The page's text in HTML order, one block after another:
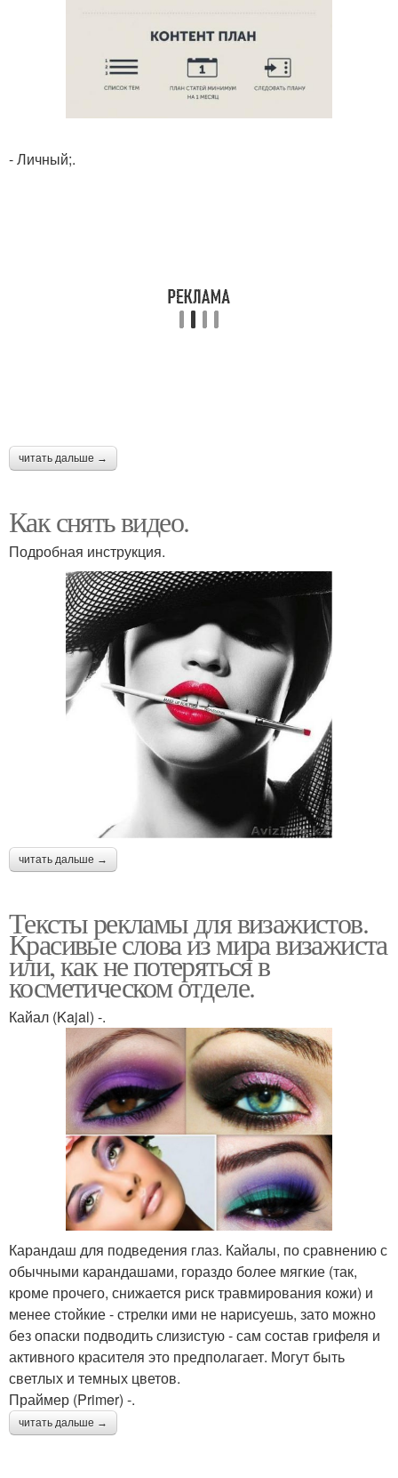
- Личный;.
читать дальше →
Как снять видео.
Подробная инструкция.
читать дальше →
Тексты рекламы для визажистов.
Красивые слова из мира визажиста
или, как не потеряться в
косметическом отделе.
Кайал (Kajal) -.
Карандаш для подведения глаз. Кайалы, по сравнению с
обычными карандашами, гораздо более мягкие (так,
кроме прочего, снижается риск травмирования кожи) и
менее стойкие - стрелки ими не нарисуешь, зато можно
без опаски подводить слизистую - сам состав грифеля и
активного красителя это предполагает. Могут быть
светлых и темных цветов.
Праймер (Primer) -.
читать дальше →